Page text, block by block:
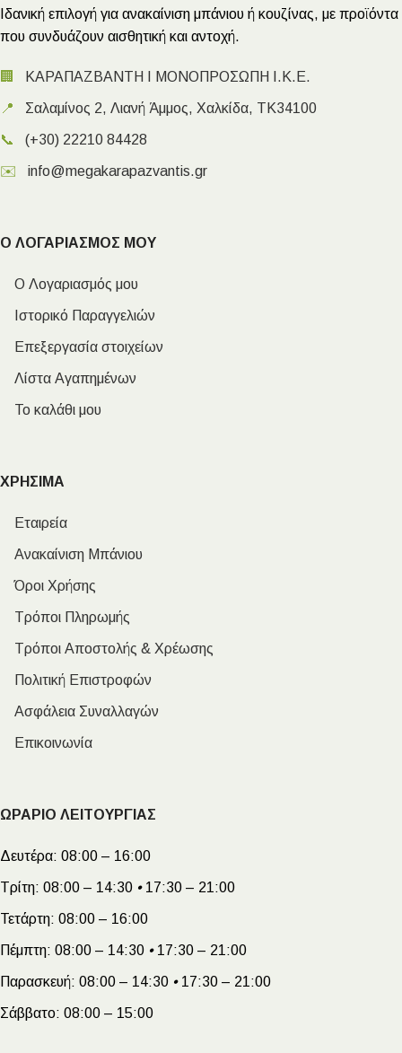
Ιδανική επιλογή για ανακαίνιση μπάνιου ή κουζίνας, με προϊόντα
που συνδυάζουν αισθητική και αντοχή.
🏢 ΚΑΡΑΠΑΖΒΑΝΤΗ Ι ΜΟΝΟΠΡΟΣΩΠΗ Ι.Κ.Ε.
📍 Σαλαμίνος 2, Λιανή Άμμος, Χαλκίδα, ΤΚ34100
📞 (+30) 22210 84428
✉️ info@megakarapazvantis.gr
Ο ΛΟΓΑΡΙΑΣΜΟΣ ΜΟΥ
Ο Λογαριασμός μου
Ιστορικό Παραγγελιών
Επεξεργασία στοιχείων
Λίστα Αγαπημένων
Το καλάθι μου
ΧΡΗΣΙΜΑ
Εταιρεία
Ανακαίνιση Μπάνιου
Όροι Χρήσης
Τρόποι Πληρωμής
Τρόποι Αποστολής & Χρέωσης
Πολιτική Επιστροφών
Ασφάλεια Συναλλαγών
Επικοινωνία
ΩΡΑΡΙΟ ΛΕΙΤΟΥΡΓΙΑΣ
Δευτέρα: 08:00 – 16:00
Τρίτη: 08:00 – 14:30 •17:30 – 21:00
Τετάρτη: 08:00 – 16:00
Πέμπτη: 08:00 – 14:30 •17:30 – 21:00
Παρασκευή: 08:00 – 14:30 •17:30 – 21:00
Σάββατο: 08:00 – 15:00